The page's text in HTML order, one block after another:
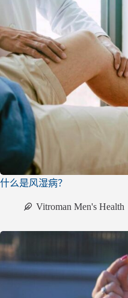
什么是风湿病？
Vitroman Men's Health